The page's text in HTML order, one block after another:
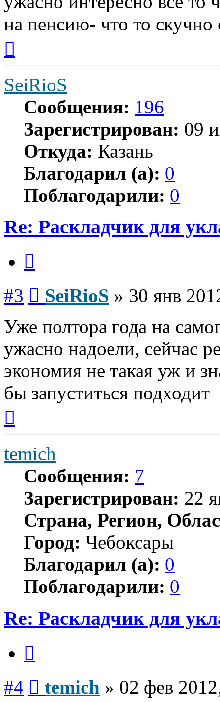
на пенсию- что то скучно
началу
SeiRioS
Сообщения: 196
Зарегистрирован: 09
Откуда: Казань
Благодарил (а): 0
Поблагодарили: 0
Re: Раскладчик для
#3 SeiRioS » 30 янв
Уже полтора года на
ужасно надоели, сейчас
экономия не такая уж и
бы запуститься подходит
началу
temich
Сообщения: 7
Зарегистрирован: 22
Страна, Регион,
Город: Чебоксары
Благодарил (а): 0
Поблагодарили: 0
Re: Раскладчик для
#4 temich » 02 фев